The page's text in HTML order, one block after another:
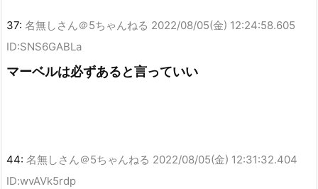
37: 名無しさん＠5ちゃんねる 2022/08/05(金) 12:24:58.605
ID:SNS6GABLa
マーベルは必ずあると言っていい
44: 名無しさん＠5ちゃんねる 2022/08/05(金) 12:31:32.404
ID:wvAVk5rdp